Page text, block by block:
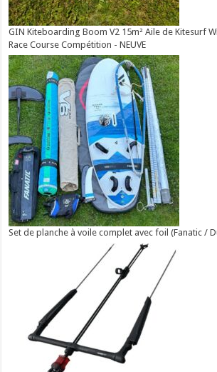
GIN Kiteboarding Boom V2 15m² Aile de Kitesurf
Race Course Compétition - NEUVE
Set de planche à voile complet avec foil (Fanatic /